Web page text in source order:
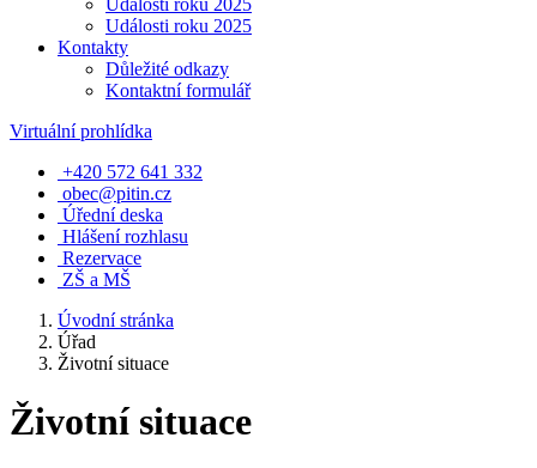
Události roku 2025
Události roku 2025
Kontakty
Důležité odkazy
Kontaktní formulář
Virtuální prohlídka
+420 572 641 332
obec@pitin.cz
Úřední deska
Hlášení rozhlasu
Rezervace
ZŠ a MŠ
Úvodní stránka
Úřad
Životní situace
Životní situace